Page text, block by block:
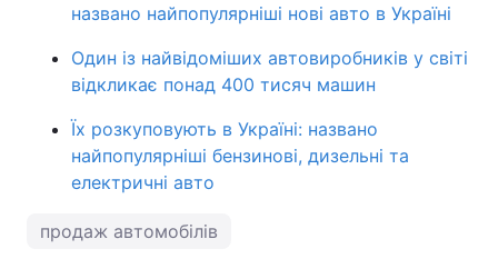
названо найпопулярніші нові авто в Україні
Один із найвідоміших автовиробників у світі
відкликає понад 400 тисяч машин
Їх розкуповують в Україні: названо
найпопулярніші бензинові, дизельні та
електричні авто
продаж автомобілів